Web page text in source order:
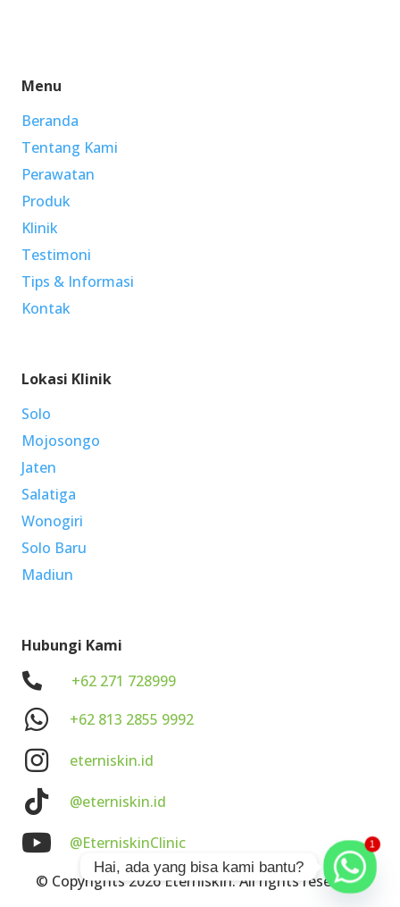
Menu
Beranda
Tentang Kami
Perawatan
Produk
Klinik
Testimoni
Tips & Informasi
Kontak
Lokasi Klinik
Solo
Mojosongo
Jaten
Salatiga
Wonogiri
Solo Baru
Madiun
Hubungi Kami
+62 271 728999
+62 813 2855 9992
eterniskin.id
@eterniskin.id
@EterniskinClinic
© Copyrights 2026 Eterniskin. All rights reserved.
1
Hai, ada yang bisa kami bantu?